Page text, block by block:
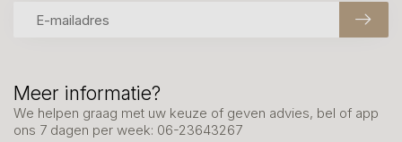
Meer informatie?
We helpen graag met uw keuze of geven advies, bel of app
ons 7 dagen per week: 06-23643267